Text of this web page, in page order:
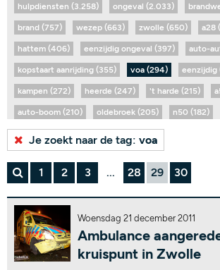
hulpdiensten (3.258) ongeval (2.033)
brand (757) wezep (663) zwolle (650) a28
hattem (406) eenzijdig ongeval (397) auto-
kopstaart aanrijding (355) voa (294) eenzijdig
kampen (272) heerde (247) 't harde (215)
auto-boom (210) oldebroek (205) n50 (182)
Bekijk alle tags...
Je zoekt naar de tag: voa
1 2 3 ... 28 29 30
Woensdag 21 december 2011
Ambulance
kruispunt in Zwolle